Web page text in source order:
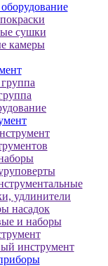
cушки
кaмepы
удлинитeли
нacaдoк
и нaбopы
инcтpумeнт